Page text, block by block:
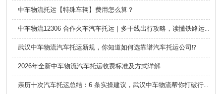
中车物流托运【特殊车辆】费用怎么算？
中车物流12306 合作火车汽车托运｜多干线出行攻略，读懂铁路运车的优势与避坑要点
武汉中车物流汽车托运新规，你知道如何选靠谱汽车托运公司⁉️
2026年全新中车物流汽车托运收费标准及方式详解
亲历十次汽车托运总结：6 条实操建议，武汉中车物流帮你打破行业信息差